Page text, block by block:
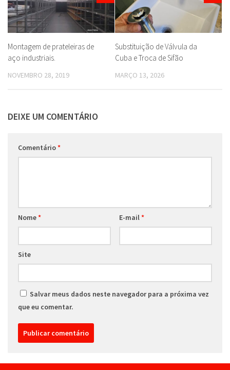
Montagem de prateleiras de
aço industriais.
NOVEMBRO 28, 2019
Substituição de Válvula da
Cuba e Troca de Sifão
MARÇO 13, 2026
DEIXE UM COMENTÁRIO
Comentário*
Nome* E-mail *
Site
Salvar meus dados neste navegador para a próxima vez
que eu comentar.